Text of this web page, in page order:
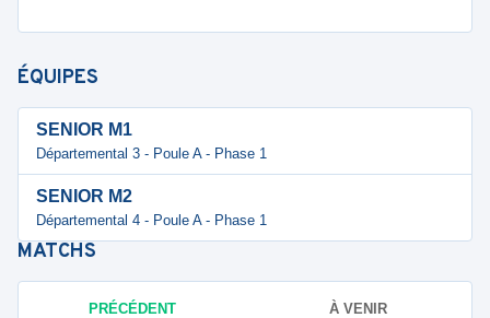
ÉQUIPES
SENIOR M1
Départemental 3 - Poule A - Phase 1
SENIOR M2
Départemental 4 - Poule A - Phase 1
MATCHS
PRÉCÉDENT À VENIR